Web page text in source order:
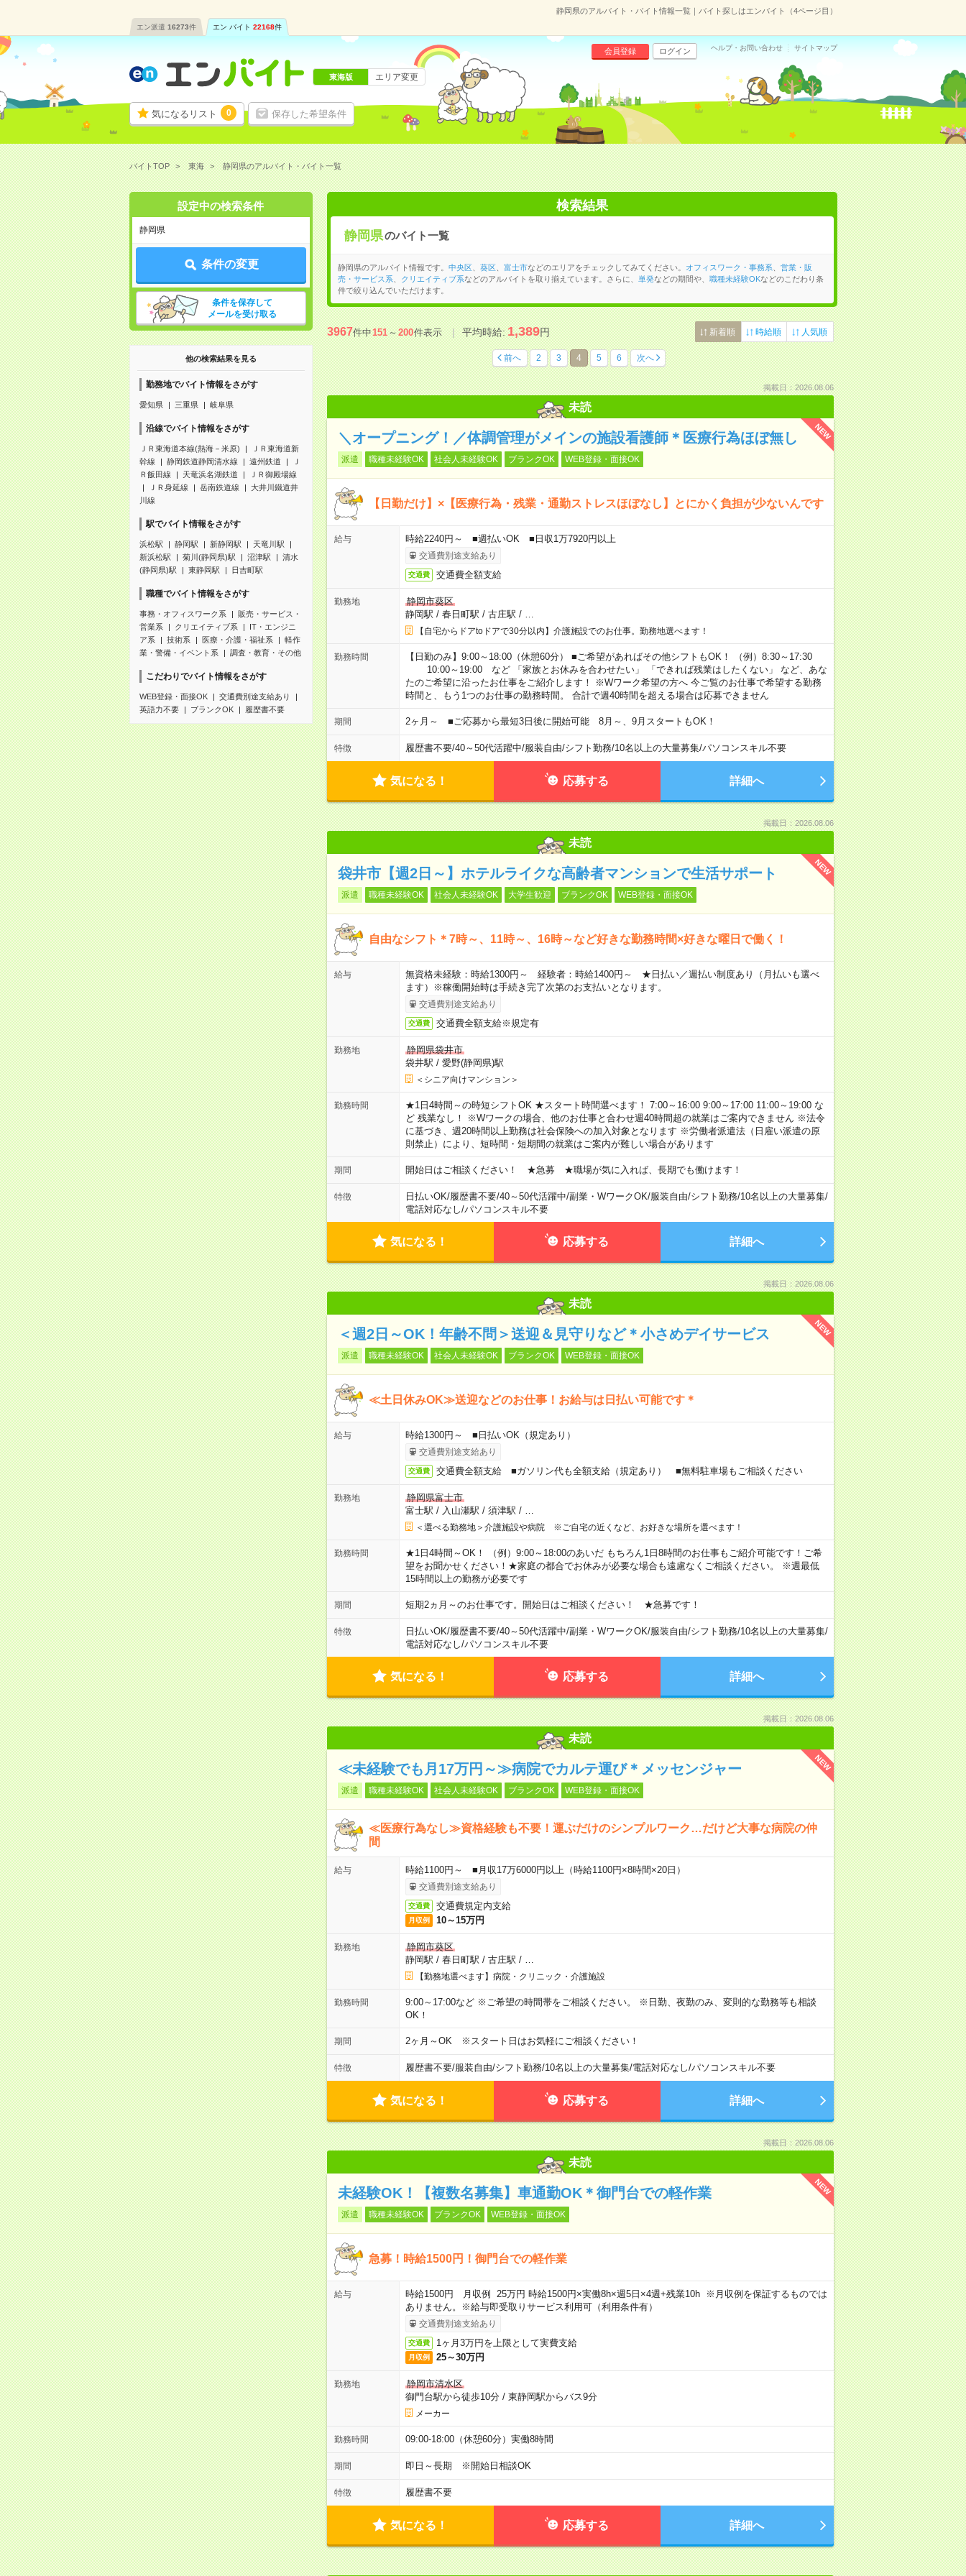
静岡県のアルバイト・バイト情報一覧｜バイト探しはエンバイト（4ページ目）
エン派遣 16273件 エン バイト 22168件
気になるリスト 0 保存した希望条件
会員登録 ログイン ヘルプ・お問い合わせ サイトマップ
東海版 エリア変更
バイトTOP 東海 静岡県のアルバイト・バイト一覧
設定中の検索条件
静岡県
条件の変更
条件を保存して
メールを受け取る
他の検索結果を見る
勤務地でバイト情報をさがす
愛知県 三重県 岐阜県
沿線でバイト情報をさがす
ＪＲ東海道本線(熱海－米原)
ＪＲ東海道新
幹線
静岡鉄道静岡清水線 遠州鉄道
Ｊ
Ｒ飯田線
天竜浜名湖鉄道
ＪＲ御殿場線
ＪＲ身延線
岳南鉄道線
大井川鐵道井
川線
駅でバイト情報をさがす
浜松駅 静岡駅 新静岡駅
天竜川駅
新浜松駅
菊川(静岡県)駅 沼津駅
清水
(静岡県)駅
東静岡駅 日吉町駅
職種でバイト情報をさがす
事務・オフィスワーク系
販売・サービス・
営業系
クリエイティブ系
IT・エンジニ
ア系
技術系 医療・介護・福祉系
軽作
業・警備・イベント系
調査・教育・その他
こだわりでバイト情報をさがす
WEB登録・面接OK
交通費別途支給あり
英語力不要
ブランクOK 履歴書不要
検索結果
静岡県のバイト一覧
静岡県のアルバイト情報です。 中央区、 葵区、 富士市などのエリアをチェックしてみてください。 オフィスワーク・事務系
営業・販
売・サービス系
クリエイティブ系などのアルバイトを取り揃えています。さらに、 単発などの期間や、 職種未経験OKなどのこだわり条
件で絞り込んでいただけます。
3967件中151～200件表示 平均時給:1,389円 新着順 時給順 人気順
前へ 2 3 4 5 6 次へ
掲載日：2026.08.06
未読
NEW
＼オープニング！／体調管理がメインの施設看護師＊医療行為ほぼ無し
派遣 職種未経験OK 社会人未経験OK ブランクOK WEB登録・面接OK
【日勤だけ】×【医療行為・残業・通勤ストレスほぼなし】とにかく負担が少ないんです
給与 時給2240円～ ■週払いOK ■日収1万7920円以上
交通費別途支給あり
交通費 交通費全額支給
勤務地
静岡市葵区
静岡駅 / 春日町駅 / 古庄駅 /
【自宅からドアtoドアで30分以内】介護施設でのお仕事。勤務地選べます！
勤務時間
【日勤のみ】9:00～18:00（休憩60分） ■ご希望があればその他シフトもOK！ （例）8:30～17:30
10:00～19:00 など 「家族とお休みを合わせたい」 「できれば残業はしたくない」 など、あな
たのご希望に沿ったお仕事をご紹介します！ ※Wワーク希望の方へ 今ご覧のお仕事で希望する勤務
時間と、もう1つのお仕事の勤務時間。 合計で週40時間を超える場合は応募できません
期間 2ヶ月～ ■ご応募から最短3日後に開始可能 8月～、9月スタートもOK！
特徴 履歴書不要/40～50代活躍中/服装自由/シフト勤務/10名以上の大量募集/パソコンスキル不要
気になる！ 応募する 詳細へ
掲載日：2026.08.06
未読
NEW
袋井市【週2日～】ホテルライクな高齢者マンションで生活サポート
派遣 職種未経験OK 社会人未経験OK 大学生歓迎 ブランクOK WEB登録・面接OK
自由なシフト＊7時～、11時～、16時～など好きな勤務時間×好きな曜日で働く！
給与
無資格未経験：時給1300円～ 経験者：時給1400円～ ★日払い／週払い制度あり（月払いも選べ
ます）※稼働開始時は手続き完了次第のお支払いとなります。
交通費別途支給あり
交通費 交通費全額支給※規定有
勤務地
静岡県袋井市
袋井駅 / 愛野(静岡県)駅
＜シニア向けマンション＞
勤務時間
★1日4時間～の時短シフトOK ★スタート時間選べます！ 7:00～16:00 9:00～17:00 11:00～19:00 な
ど 残業なし！ ※Wワークの場合、他のお仕事と合わせ週40時間超の就業はご案内できません ※法令
に基づき、週20時間以上勤務は社会保険への加入対象となります ※労働者派遣法（日雇い派遣の原
則禁止）により、短時間・短期間の就業はご案内が難しい場合があります
期間 開始日はご相談ください！ ★急募 ★職場が気に入れば、長期でも働けます！
特徴 日払いOK/履歴書不要/40～50代活躍中/副業・WワークOK/服装自由/シフト勤務/10名以上の大量募集/
電話対応なし/パソコンスキル不要
気になる！ 応募する 詳細へ
掲載日：2026.08.06
未読
NEW
＜週2日～OK！年齢不問＞送迎＆見守りなど＊小さめデイサービス
派遣 職種未経験OK 社会人未経験OK ブランクOK WEB登録・面接OK
≪土日休みOK≫送迎などのお仕事！お給与は日払い可能です＊
給与 時給1300円～ ■日払いOK（規定あり）
交通費別途支給あり
交通費 交通費全額支給 ■ガソリン代も全額支給（規定あり） ■無料駐車場もご相談ください
勤務地
静岡県富士市
富士駅 / 入山瀬駅 / 須津駅 /
＜選べる勤務地＞介護施設や病院 ※ご自宅の近くなど、お好きな場所を選べます！
勤務時間
★1日4時間～OK！ （例）9:00～18:00のあいだ もちろん1日8時間のお仕事もご紹介可能です！ご希
望をお聞かせください！★家庭の都合でお休みが必要な場合も遠慮なくご相談ください。 ※週最低
15時間以上の勤務が必要です
期間 短期2ヵ月～のお仕事です。開始日はご相談ください！ ★急募です！
特徴 日払いOK/履歴書不要/40～50代活躍中/副業・WワークOK/服装自由/シフト勤務/10名以上の大量募集/
電話対応なし/パソコンスキル不要
気になる！ 応募する 詳細へ
掲載日：2026.08.06
未読
NEW
≪未経験でも月17万円～≫病院でカルテ運び＊メッセンジャー
派遣 職種未経験OK 社会人未経験OK ブランクOK WEB登録・面接OK
≪医療行為なし≫資格経験も不要！運ぶだけのシンプルワーク…だけど大事な病院の仲
間
給与 時給1100円～ ■月収17万6000円以上（時給1100円×8時間×20日）
交通費別途支給あり
交通費 交通費規定内支給
月収例 10～15万円
勤務地
静岡市葵区
静岡駅 / 春日町駅 / 古庄駅 /
【勤務地選べます】病院・クリニック・介護施設
勤務時間
9:00～17:00など ※ご希望の時間帯をご相談ください。 ※日勤、夜勤のみ、変則的な勤務等も相談
OK！
期間 2ヶ月～OK ※スタート日はお気軽にご相談ください！
特徴 履歴書不要/服装自由/シフト勤務/10名以上の大量募集/電話対応なし/パソコンスキル不要
気になる！ 応募する 詳細へ
掲載日：2026.08.06
未読
NEW
未経験OK！【複数名募集】車通勤OK＊御門台での軽作業
派遣 職種未経験OK ブランクOK WEB登録・面接OK
急募！時給1500円！御門台での軽作業
給与
時給1500円 月収例 25万円 時給1500円×実働8h×週5日×4週+残業10h ※月収例を保証するものでは
ありません。※給与即受取りサービス利用可（利用条件有）
交通費別途支給あり
交通費 1ヶ月3万円を上限として実費支給
月収例 25～30万円
勤務地
静岡市清水区
御門台駅から徒歩10分/ 東静岡駅からバス9分
メーカー
勤務時間 09:00-18:00（休憩60分）実働8時間
期間 即日～長期 ※開始日相談OK
特徴 履歴書不要
気になる！ 応募する 詳細へ